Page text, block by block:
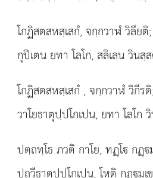
โกฏิสตสหสฺเสกํ, จกฺกวาฬํ วิลียติ;
กุปิเตน ยทา โลโก, สลิเลน วินสฺ
โกฏิสตสหสฺเสกํ , จกฺกวาฬํ วิกีร
วาโยธาตุปฺปโกเปน, ยทา โลโก
ปตฺถทฺโธ ภวติ กาโย, ทฏฺโ กฏฺ
ปถวีธาตุปฺปโกเปน, โหติ กฏฺมุเ